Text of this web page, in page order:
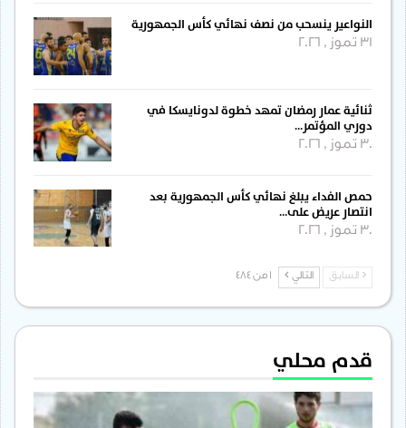
النواعير ينسحب من نصف نهائي كأس الجمهورية
31 تموز , 2026
ثنائية عمار رمضان تمهد خطوة لدونايسكا في
دوري المؤتمر…
30 تموز , 2026
حمص الفداء يبلغ نهائي كأس الجمهورية بعد
انتصار عريض على…
30 تموز , 2026
السابق التالي
قدم محلي